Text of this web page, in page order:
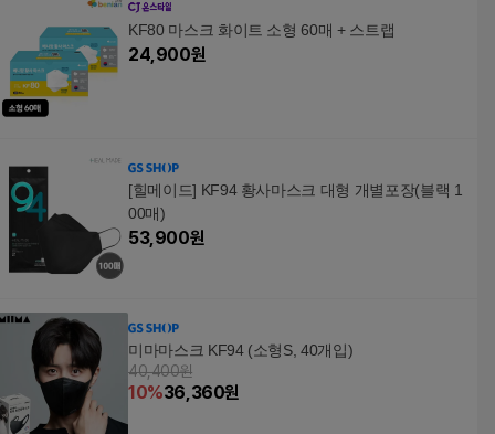
KF80 마스크 화이트 소형 60매 + 스트랩
24,900원
[힐메이드] KF94 황사마스크 대형 개별포장(블랙 1
00매)
53,900원
미마마스크 KF94 (소형S, 40개입)
40,400원
10%36,360원